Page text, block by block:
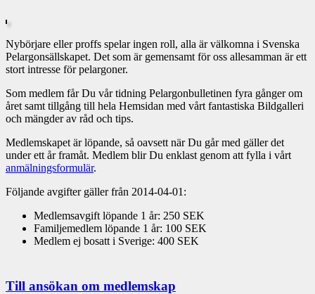
Nybörjare eller proffs spelar ingen roll, alla är välkomna i Svenska
Pelargonsällskapet. Det som är gemensamt för oss allesamman är ett
stort intresse för pelargoner.
Som medlem får Du vår tidning Pelargonbulletinen fyra gånger om
året samt tillgång till hela Hemsidan med vårt fantastiska Bildgalleri
och mängder av råd och tips.
Medlemskapet är löpande, så oavsett när Du går med gäller det
under ett år framåt. Medlem blir Du enklast genom att fylla i vårt
anmälningsformulär.
Följande avgifter gäller från 2014-04-01:
Medlemsavgift löpande 1 år: 250 SEK
Familjemedlem löpande 1 år: 100 SEK
Medlem ej bosatt i Sverige: 400 SEK
Till ansökan om medlemskap